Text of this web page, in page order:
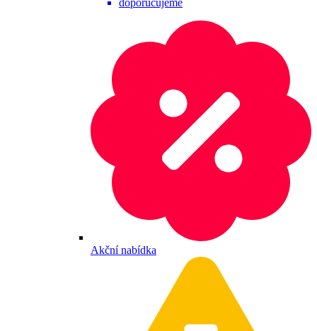
doporučujeme
Akční nabídka